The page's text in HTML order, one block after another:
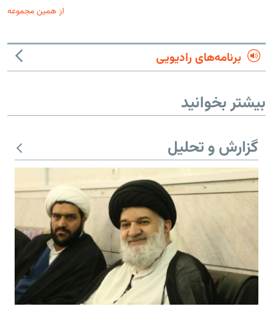
از همین مجموعه
برنامه‌های رادیویی
بیشتر بخوانید
گزارش و تحلیل